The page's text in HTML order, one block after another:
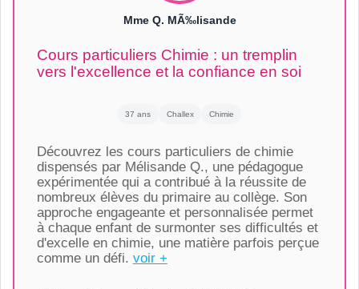
Mme Q. MÃ‰lisande
Cours particuliers Chimie : un tremplin
vers l'excellence et la confiance en soi
37 ans Challex Chimie
Découvrez les cours particuliers de chimie
dispensés par Mélisande Q., une pédagogue
expérimentée qui a contribué à la réussite de
nombreux élèves du primaire au collège. Son
approche engageante et personnalisée permet
à chaque enfant de surmonter ses difficultés et
d'excelle en chimie, une matière parfois perçue
comme un défi. voir +